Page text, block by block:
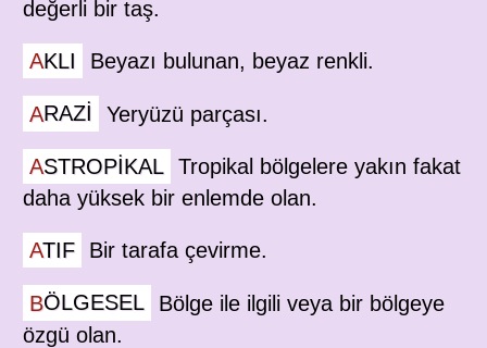
değerli bir taş.
AKLI Beyazı bulunan, beyaz renkli.
ARAZI Yeryüzü parçası.
ASTROPIKAL Tropikal bölgelere yakın fakat
daha yüksek bir enlemde olan.
ATIF Bir tarafa çevirme.
BÖLGESEL
Bölge ile ilgili veya bir bölgeye
özgü olan.